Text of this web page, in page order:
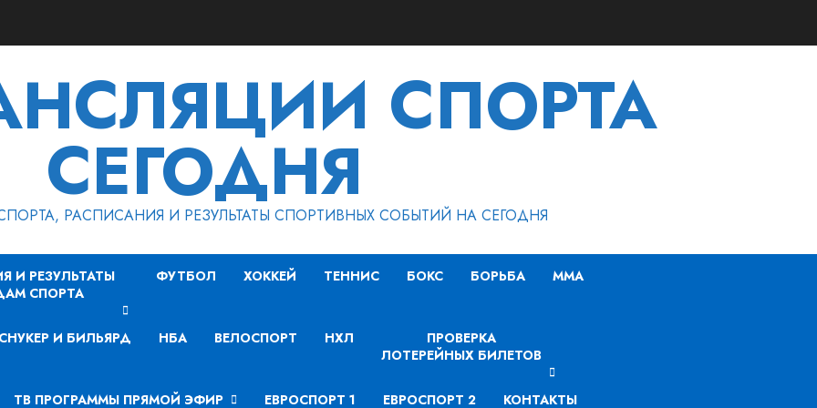
СПОРТА
СЕГОДНЯ
РАСПИСАНИЯ И РЕЗУЛЬТАТЫ СПОРТИВНЫХ СОБЫТИЙ НА СЕГОДНЯ
И РЕЗУЛЬТАТЫ
СПОРТА
ФУТБОЛ ХОККЕЙ ТЕННИС БОКС БОРЬБА MMA
СНУКЕР И БИЛЬЯРД НБА ВЕЛОСПОРТ НХЛ
ПРОВЕРКА
ЛОТЕРЕЙНЫХ БИЛЕТОВ
ТВ ПРОГРАММЫ ПРЯМОЙ ЭФИР ЕВРОСПОРТ 1 ЕВРОСПОРТ 2 КОНТАКТЫ